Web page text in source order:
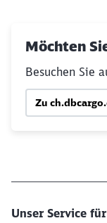
Möchten
Besuchen Sie
Zu
Unser Service